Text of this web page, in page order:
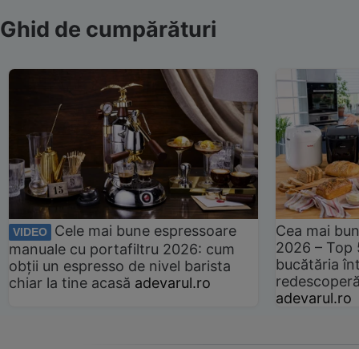
Ghid de cumpărături
VIDEO
Cele mai bune espressoare
manuale cu portafiltru 2026: cum
obții un espresso de nivel barista
chiar la tine acasă adevarul.ro
Cea mai
2026 –
bucătăria
adevarul.ro